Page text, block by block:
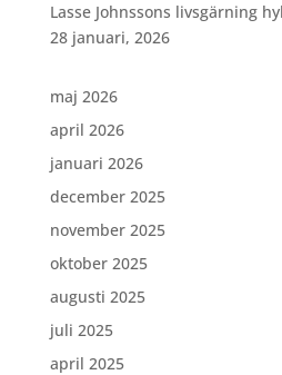
Lasse Johnssons livsgärning
28 januari, 2026
maj 2026
april 2026
januari 2026
december 2025
november 2025
oktober 2025
augusti 2025
juli 2025
april 2025